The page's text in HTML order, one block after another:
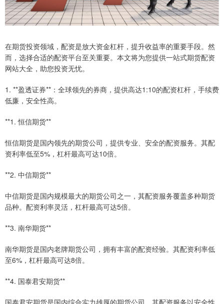
在期货投资领域，配资是放大资金杠杆，提升收益率的重要手段。然
而，选择合适的配资平台至关重要。本文将为您提供一站式期货配资
网站大全，助您投资无忧。
1. **盈透证券**：全球领先的券商，提供高达1:10的配资杠杆，手续费
低廉，安全性高。
**1. 恒信期货**
恒信期货是国内领先的期货公司，提供专业、安全的配资服务。其配
资利率低至5%，杠杆最高可达10倍。
**2. 中信期货**
中信期货是国内规模最大的期货公司之一，其配资服务覆盖多种期货
品种。配资利率灵活，杠杆最高可达5倍。
**3. 南华期货**
南华期货是国内老牌期货公司，拥有丰富的配资经验。其配资利率低
至6%，杠杆最高可达8倍。
**4. 国泰君安期货**
国泰君安期货是国内综合实力雄厚的期货公司，其配资服务以安全性